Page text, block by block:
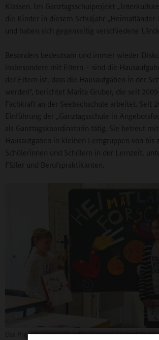
Klassen. Im Ganztagsschulprojekt
die Kinder in diesem Schuljahr „Heimatländer-
und haben sich gegenseitig verschiedene
Besonders bedeutsam und immer wieder
insbesondere mit Eltern – sind die
der Eltern ist, dass die Hausaufgaben in der
werden“, berichtet Marita Gruber, die seit 2009
Fachkraft an der Seebachschule arbeitet. Seit
Einführung der „Ganztagsschule in
als Ganztagskoordinatorin tätig. Sie betreut
Hausaufgaben in kleinen Lerngruppen von bis
Schülerinnen und Schülern in der Lernzeit,
FSJler und Berufspraktikanten.
Das Projekt „Interkulturelles Lernen":